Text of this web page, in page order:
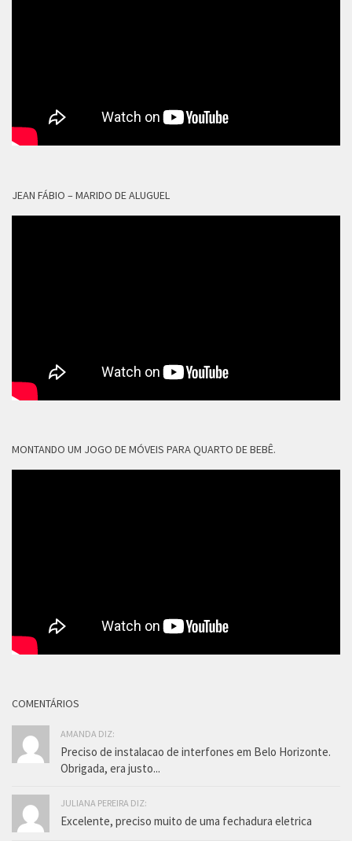
JEAN FÁBIO – MARIDO DE ALUGUEL
MONTANDO UM JOGO DE MÓVEIS PARA QUARTO DE BEBÊ.
COMENTÁRIOS
AMANDA DIZ:
Preciso de instalacao de interfones em Belo Horizonte.
Obrigada, era justo...
JULIANA PEREIRA DIZ:
Excelente, preciso muito de uma fechadura eletrica